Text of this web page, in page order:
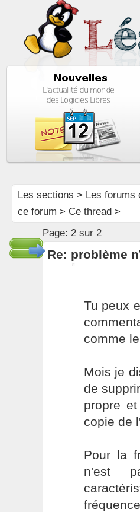
Les sections > Les forums
ce forum > Ce thread >
Page: 2 sur 2
Re: problème
Tu peux
comme
Mois je
de
propre
copie de
Pour la
n'est